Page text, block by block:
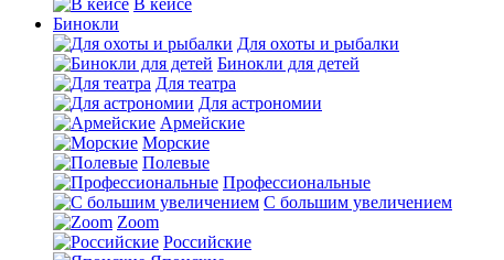
В кейсе
Бинокли
Для охоты и рыбалки
Бинокли для детей
Для театра
Для астрономии
Армейские
Морские
Полевые
Профессиональные
С большим увеличением
Zoom
Российские